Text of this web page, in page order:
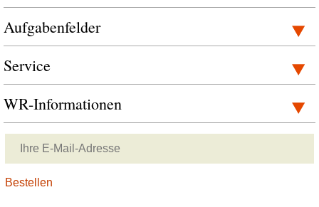
Aufgabenfelder
Service
WR-Informationen